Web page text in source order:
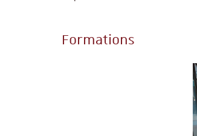
Formations